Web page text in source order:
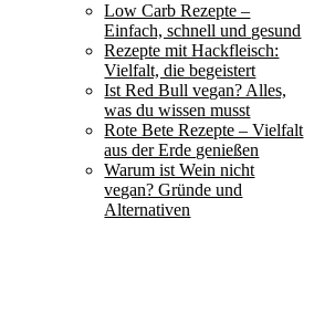
Low Carb Rezepte –
Einfach, schnell und gesund
Rezepte mit Hackfleisch:
Vielfalt, die begeistert
Ist Red Bull vegan? Alles,
was du wissen musst
Rote Bete Rezepte – Vielfalt
aus der Erde genießen
Warum ist Wein nicht
vegan? Gründe und
Alternativen